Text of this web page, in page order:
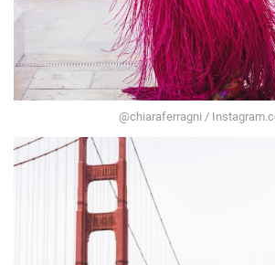
@chiaraferragni /